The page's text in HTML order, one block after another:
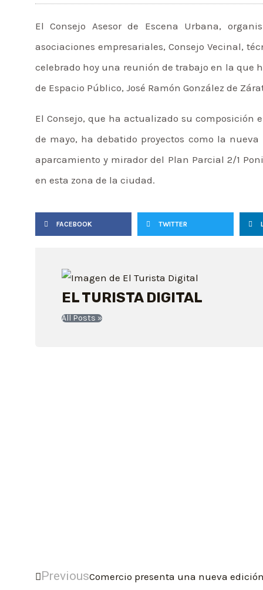
El Consejo Asesor de Escena Urbana,
asociaciones empresariales, Consejo Vecinal,
celebrado hoy una reunión de trabajo en la que
de Espacio Público, José Ramón González de
El Consejo, que ha actualizado su
de mayo, ha debatido proyectos como la
aparcamiento y mirador del Plan Parcial 2/1
en esta zona de la ciudad.
FACEBOOK TWITTER
EL TURISTA DIGITAL
All Posts »
PreviousComercio presenta una nueva